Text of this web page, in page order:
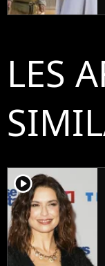
LES
player2